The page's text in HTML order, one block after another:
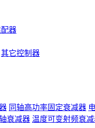
器
其它控制器
同轴高功率固定衰减器
衰减器 温度可变射频衰